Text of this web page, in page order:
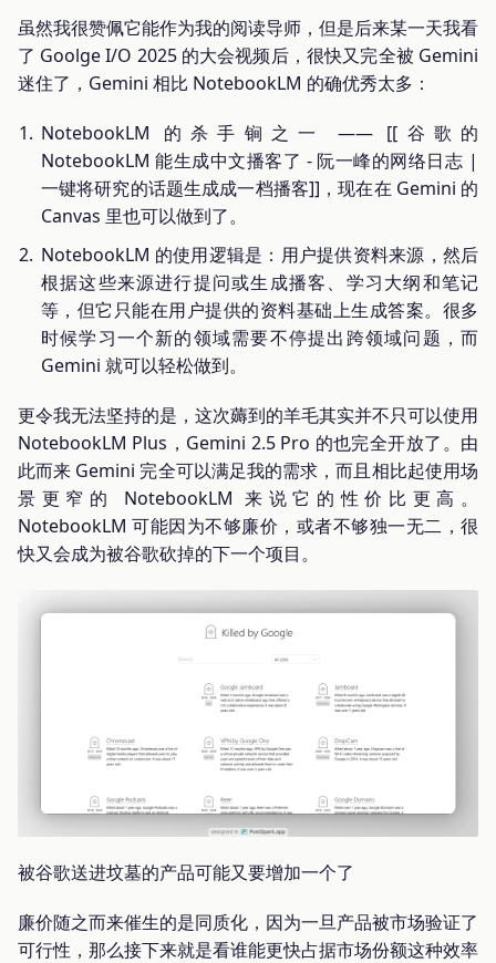
虽然我很赞佩它能作为我的阅读导师，但是后来某一天我看
了 Goolge I/O 2025 的大会视频后，很快又完全被 Gemini
迷住了，Gemini 相比 NotebookLM 的确优秀太多：
NotebookLM 的杀手锏之一 —— [[谷歌的
NotebookLM 能生成中文播客了 - 阮一峰的网络日志 |
一键将研究的话题生成成一档播客]]，现在在 Gemini 的
Canvas 里也可以做到了。
NotebookLM 的使用逻辑是：用户提供资料来源，然后
根据这些来源进行提问或生成播客、学习大纲和笔记
等，但它只能在用户提供的资料基础上生成答案。很多
时候学习一个新的领域需要不停提出跨领域问题，而
Gemini 就可以轻松做到。
更令我无法坚持的是，这次薅到的羊毛其实并不只可以使用
NotebookLM Plus，Gemini 2.5 Pro 的也完全开放了。由
此而来 Gemini 完全可以满足我的需求，而且相比起使用场
景更窄的 NotebookLM 来说它的性价比更高。
NotebookLM 可能因为不够廉价，或者不够独一无二，很
快又会成为被谷歌砍掉的下一个项目。
被谷歌送进坟墓的产品可能又要增加一个了
廉价随之而来催生的是同质化，因为一旦产品被市场验证了
可行性，那么接下来就是看谁能更快占据市场份额这种效率